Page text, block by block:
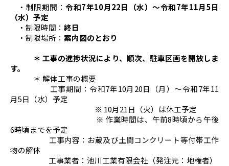
・制限期間：令和7年10月22日（水）～令和7年11月5日
（水）予定
・制限時間： 終日
・制限場所： 案内図のとおり
＊ 工事の進捗状況により、順次、駐車区画を開放しま
す。
＊ 解体工事の概要
工事期間：令和7年10月20日（月）～令和7年11
月5日（水）予定
※ 10月21日（火）は休工予定
※ 作業時間は、午前8時頃から午後
6時頃までを予定
工事内容：お蔵及び土間コンクリート等付帯工作
物の解体
工事業者：池川工業有限会社（発注元：地権者）